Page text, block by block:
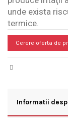
unde exista
termice.
Cerere oferta de
Informatii